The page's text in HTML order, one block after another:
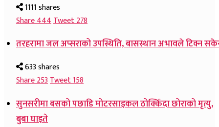
1111 shares
Share444Tweet278
तरहरामा जल अप्सराको उपस्थिति, बासस्थान अभावले टिक्न
633 shares
Share253Tweet158
सुनसरीमा बसको पछाडि मोटरसाइकल ठोक्किँदा छोराको मृत्यु,
बुबा घाइते